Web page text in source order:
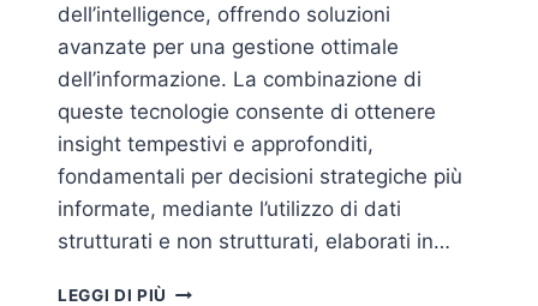
dell’intelligence, offrendo soluzioni
avanzate per una gestione ottimale
dell’informazione. La combinazione di
queste tecnologie consente di ottenere
insight tempestivi e approfonditi,
fondamentali per decisioni strategiche più
informate, mediante l’utilizzo di dati
strutturati e non strutturati, elaborati in…
LEGGI DI PIÙ OSINT,